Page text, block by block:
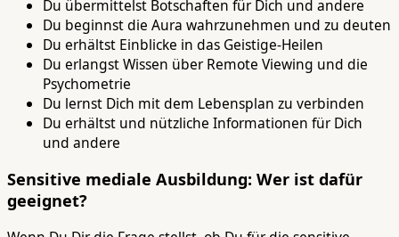
Du übermittelst Botschaften für Dich und andere
Du beginnst die Aura wahrzunehmen und zu deuten
Du erhältst Einblicke in das Geistige-Heilen
Du erlangst Wissen über Remote Viewing und die
Psychometrie
Du lernst Dich mit dem Lebensplan zu verbinden
Du erhältst und nützliche Informationen für Dich
und andere
Sensitive mediale Ausbildung: Wer ist dafür
geeignet?